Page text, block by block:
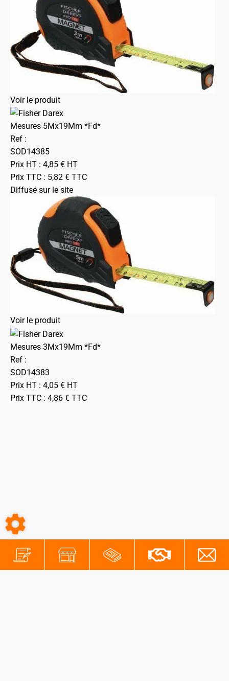
Voir le produit
Mesures 5Mx19Mm *Fd*
Ref :
SOD14385
Prix HT : 4,85 € HT
Prix TTC : 5,82 € TTC
Diffusé sur le site
Voir le produit
Mesures 3Mx19Mm *Fd*
Ref :
SOD14383
Prix HT : 4,05 € HT
Prix TTC : 4,86 € TTC